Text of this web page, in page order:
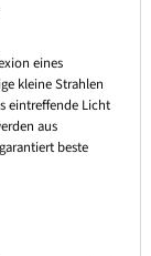
eines
kleine Strahlen
eintreffende Licht
aus
beste